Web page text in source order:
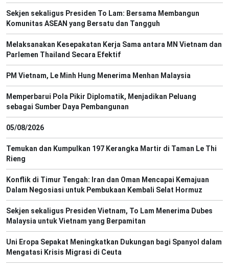
Sekjen sekaligus Presiden To Lam: Bersama Membangun
Komunitas ASEAN yang Bersatu dan Tangguh
Melaksanakan Kesepakatan Kerja Sama antara MN Vietnam dan
Parlemen Thailand Secara Efektif
PM Vietnam, Le Minh Hung Menerima Menhan Malaysia
Memperbarui Pola Pikir Diplomatik, Menjadikan Peluang
sebagai Sumber Daya Pembangunan
05/08/2026
Temukan dan Kumpulkan 197 Kerangka Martir di Taman Le Thi
Rieng
Konflik di Timur Tengah: Iran dan Oman Mencapai Kemajuan
Dalam Negosiasi untuk Pembukaan Kembali Selat Hormuz
Sekjen sekaligus Presiden Vietnam, To Lam Menerima Dubes
Malaysia untuk Vietnam yang Berpamitan
Uni Eropa Sepakat Meningkatkan Dukungan bagi Spanyol dalam
Mengatasi Krisis Migrasi di Ceuta